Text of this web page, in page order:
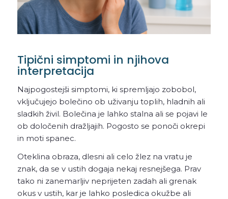
Tipični simptomi in njihova
interpretacija
Najpogostejši simptomi, ki spremljajo zobobol,
vključujejo bolečino ob uživanju toplih, hladnih ali
sladkih živil. Bolečina je lahko stalna ali se pojavi le
ob določenih dražljajih. Pogosto se ponoči okrepi
in moti spanec.
Oteklina obraza, dlesni ali celo žlez na vratu je
znak, da se v ustih dogaja nekaj resnejšega. Prav
tako ni zanemarljiv neprijeten zadah ali grenak
okus v ustih, kar je lahko posledica okužbe ali